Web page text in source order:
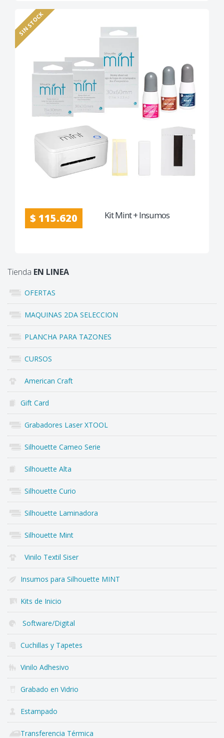
SIN STOCK
$ 115.620 Kit Mint + Insumos
Tienda EN LINEA
OFERTAS
MAQUINAS 2DA SELECCION
PLANCHA PARA TAZONES
CURSOS
American Craft
Gift Card
Grabadores Laser XTOOL
Silhouette Cameo Serie
Silhouette Alta
Silhouette Curio
Silhouette Laminadora
Silhouette Mint
Vinilo Textil Siser
Insumos para Silhouette MINT
Kits de Inicio
Software/Digital
Cuchillas y Tapetes
Vinilo Adhesivo
Grabado en Vidrio
Estampado
Transferencia Térmica